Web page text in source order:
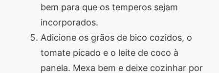
bem para que os temperos sejam
incorporados.
Adicione os grãos de bico cozidos, o
tomate picado e o leite de coco à
panela. Mexa bem e deixe cozinhar por